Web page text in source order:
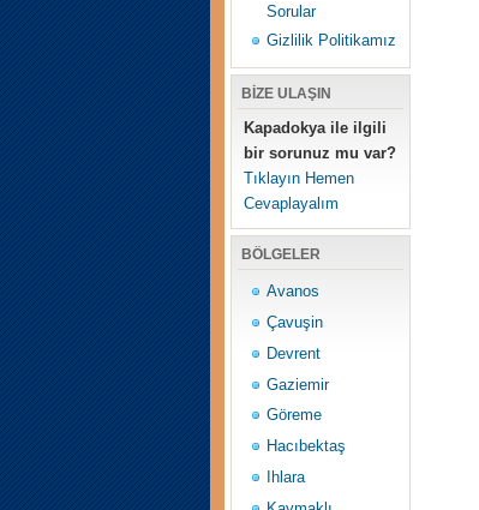
Sorular
Gizlilik Politikamız
BİZE ULAŞIN
Kapadokya ile ilgili
bir sorunuz mu var?
Tıklayın Hemen
Cevaplayalım
BÖLGELER
Avanos
Çavuşin
Devrent
Gaziemir
Göreme
Hacıbektaş
Ihlara